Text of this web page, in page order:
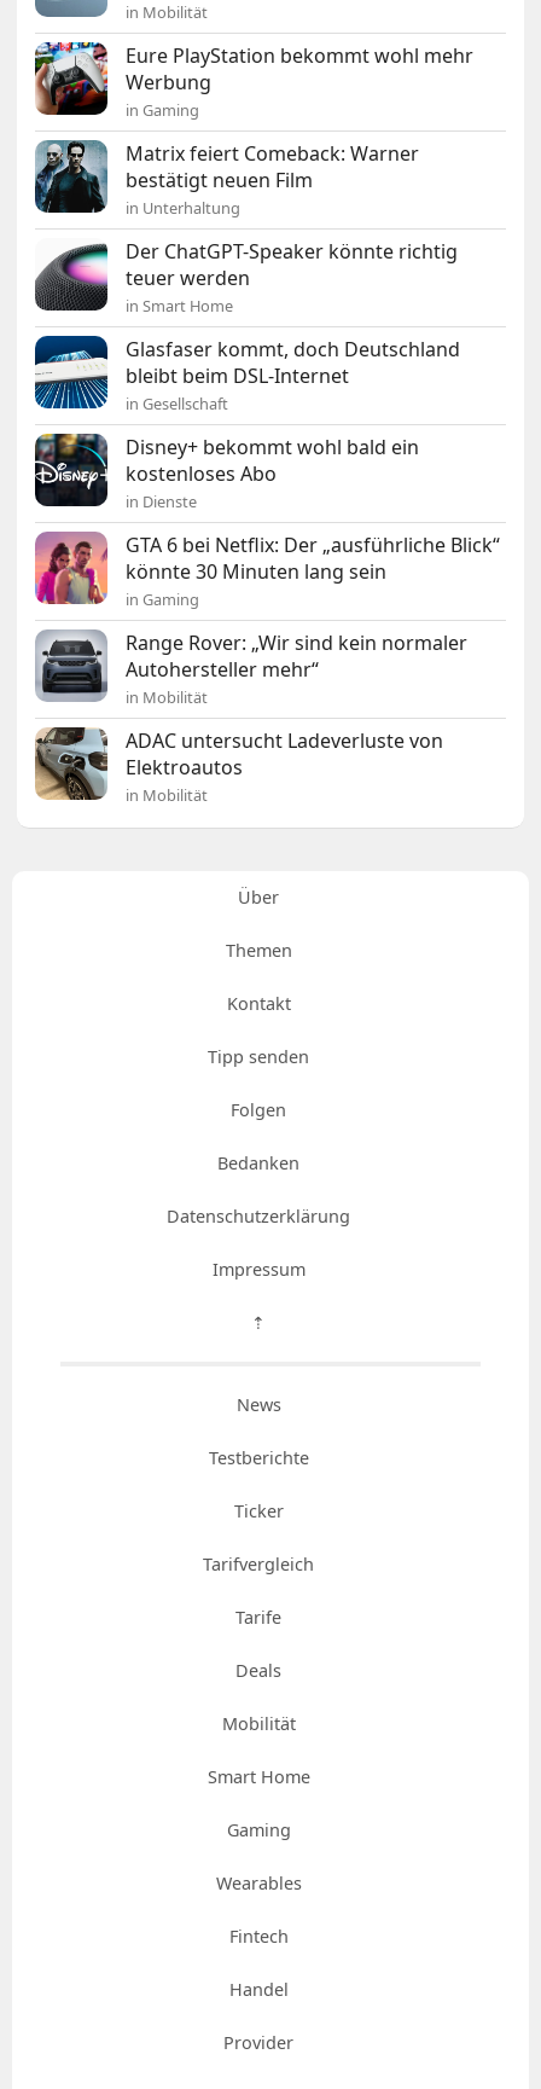
in Mobilität
Eure PlayStation bekommt wohl mehr
Werbung
in Gaming
Matrix feiert Comeback: Warner
bestätigt neuen Film
in Unterhaltung
Der ChatGPT-Speaker könnte richtig
teuer werden
in Smart Home
Glasfaser kommt, doch Deutschland
bleibt beim DSL-Internet
in Gesellschaft
Disney+ bekommt wohl bald ein
kostenloses Abo
in Dienste
GTA 6 bei Netflix: Der „ausführliche Blick“
könnte 30 Minuten lang sein
in Gaming
Range Rover: „Wir sind kein normaler
Autohersteller mehr“
in Mobilität
ADAC untersucht Ladeverluste von
Elektroautos
in Mobilität
Über
Themen
Kontakt
Tipp senden
Folgen
Bedanken
Datenschutzerklärung
Impressum
⇡
News
Testberichte
Ticker
Tarifvergleich
Tarife
Deals
Mobilität
Smart Home
Gaming
Wearables
Fintech
Handel
Provider